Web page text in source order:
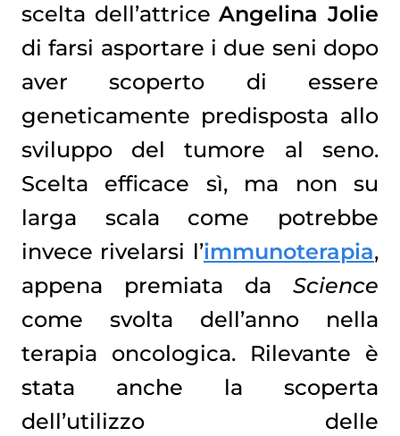
scelta dell’attriceAngelina Jolie
di farsi asportare i due seni dopo
aver scoperto di essere
geneticamente predisposta allo
sviluppo del tumore al seno.
Scelta efficace sì, ma non su
larga scala come potrebbe
invece rivelarsi l’immunoterapia,
appena premiata daScience
come svolta dell’anno nella
terapia oncologica. Rilevante è
stata anche la scoperta
dell’utilizzo delle